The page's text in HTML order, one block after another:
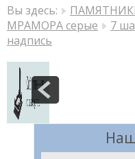
Вы здесь:
МРАМОРА серые
7
надпись